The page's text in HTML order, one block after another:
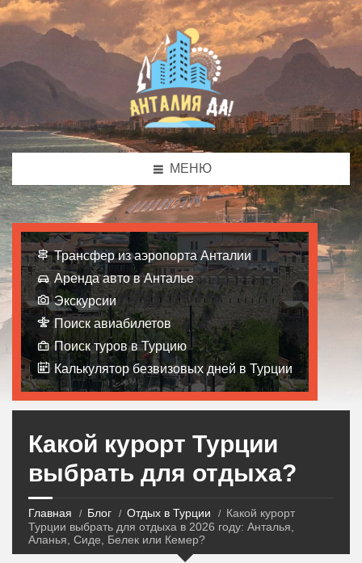
МЕНЮ
Трансфер из аэропорта Анталии
Аренда авто в Анталье
Экскурсии
Поиск авиабилетов
Поиск туров в Турцию
Калькулятор безвизовых дней в Турции
Какой курорт Турции
выбрать для отдыха?
Главная Блог Отдых в Турции
Какой курорт
Турции выбрать для отдыха в 2026 году: Анталья,
Аланья, Сиде, Белек или Кемер?